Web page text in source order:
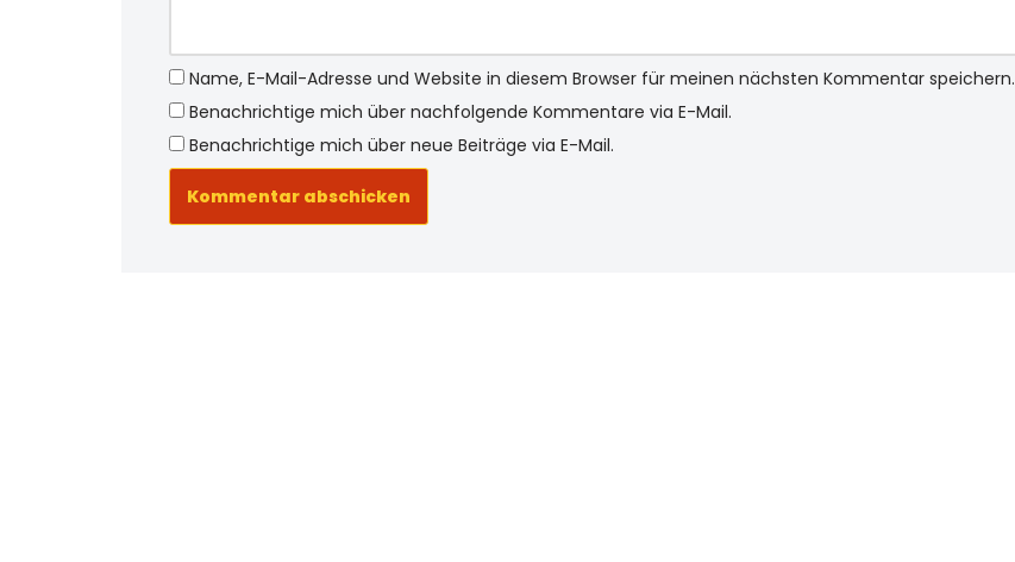
Name, E-Mail-Adresse und Website in diesem Browser für meinen nächsten Kommentar speichern.
Benachrichtige mich über nachfolgende Kommentare via E-Mail.
Benachrichtige mich über neue Beiträge via E-Mail.